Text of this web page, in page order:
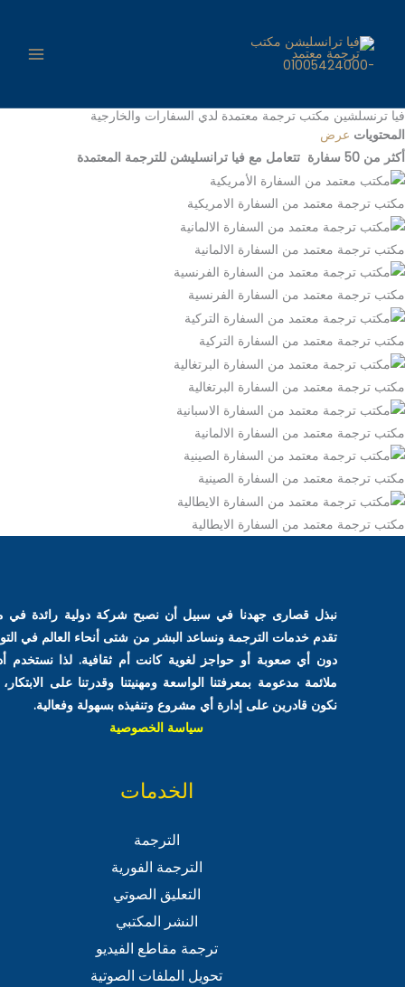
مكتب ترجمة معتمدة لدي السفارات والخارجية
عرض
معتمد من السفارة الامريكية
معتمد من السفارة الالمانية
معتمد من السفارة الفرنسية
معتمد من السفارة التركية
معتمد من السفارة البرتغالية
معتمد من السفارة الالمانية
معتمد من السفارة الصينية
معتمد من السفارة الايطالية
نبذل قصارى جهدنا في سبيل أن نصبح شركة دولية رائدة في مجال
تقدم خدمات الترجمة ونساعد البشر من شتى أنحاء العالم في التواصل
دون أي صعوبة أو حواجز لغوية كانت أم ثقافية. لذا نستخدم أدوات
ملائمة مدعومة بمعرفتنا الواسعة ومهنيتنا وقدرتنا على الابتكار، حتى
نكون قادرين على إدارة أي مشروع وتنفيذه بسهولة وفعالية.
سياسة الخصوصية
الخدمات
الترجمة الفورية
التعليق الصوتي
النشر المكتبي
ترجمة مقاطع الفيديو
تحويل الملفات الصوتية